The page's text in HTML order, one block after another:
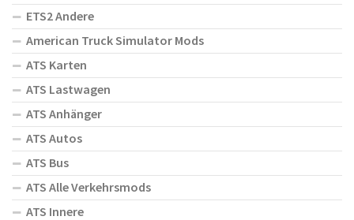
ETS2 Andere
American Truck Simulator Mods
ATS Karten
ATS Lastwagen
ATS Anhänger
ATS Autos
ATS Bus
ATS Alle Verkehrsmods
ATS Innere